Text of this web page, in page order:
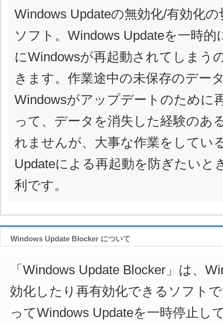
Windows Updateの無効化/有効化
ソフト。Windows Updateを一時的
にWindowsが再起動されてしまう
きます。作業途中の未保存のデー
Windowsがアップデートのために
って、データを消失した経験のあ
れませんが、大事な作業をしてい
Updateによる再起動を防ぎたいと
利です。
Windows Update Blocker について
「Windows Update Blocker」は、
効化したり再有効化できるソフト
ってWindows Updateを一時停止し